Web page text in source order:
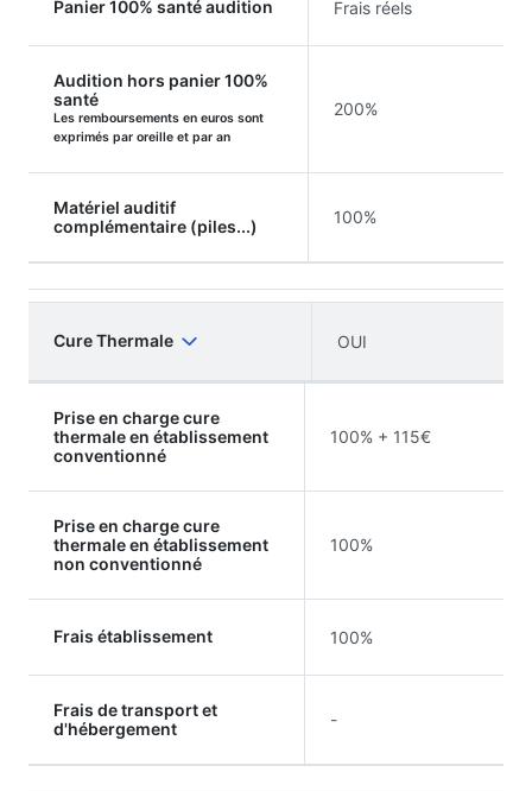
Panier 100% santé audition Frais réels
Audition hors panier 100%
santé
Les remboursements en euros sont
exprimés par oreille et par an
200%
Matériel auditif
complémentaire (piles...)
100%
Cure Thermale OUI
Prise en charge cure
thermale en établissement
conventionné
100% + 115€
Prise en charge cure
thermale en établissement
non conventionné
100%
Frais établissement 100%
Frais de transport et
d'hébergement
-